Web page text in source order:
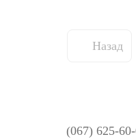
Назад
(067) 625-